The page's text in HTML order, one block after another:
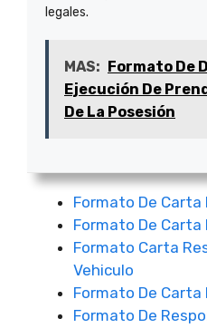
legales.
MAS: Formato De
Ejecución De
De La Posesión
Formato De Carta
Formato De
Formato Carta
Vehiculo
Formato De Carta
Formato De